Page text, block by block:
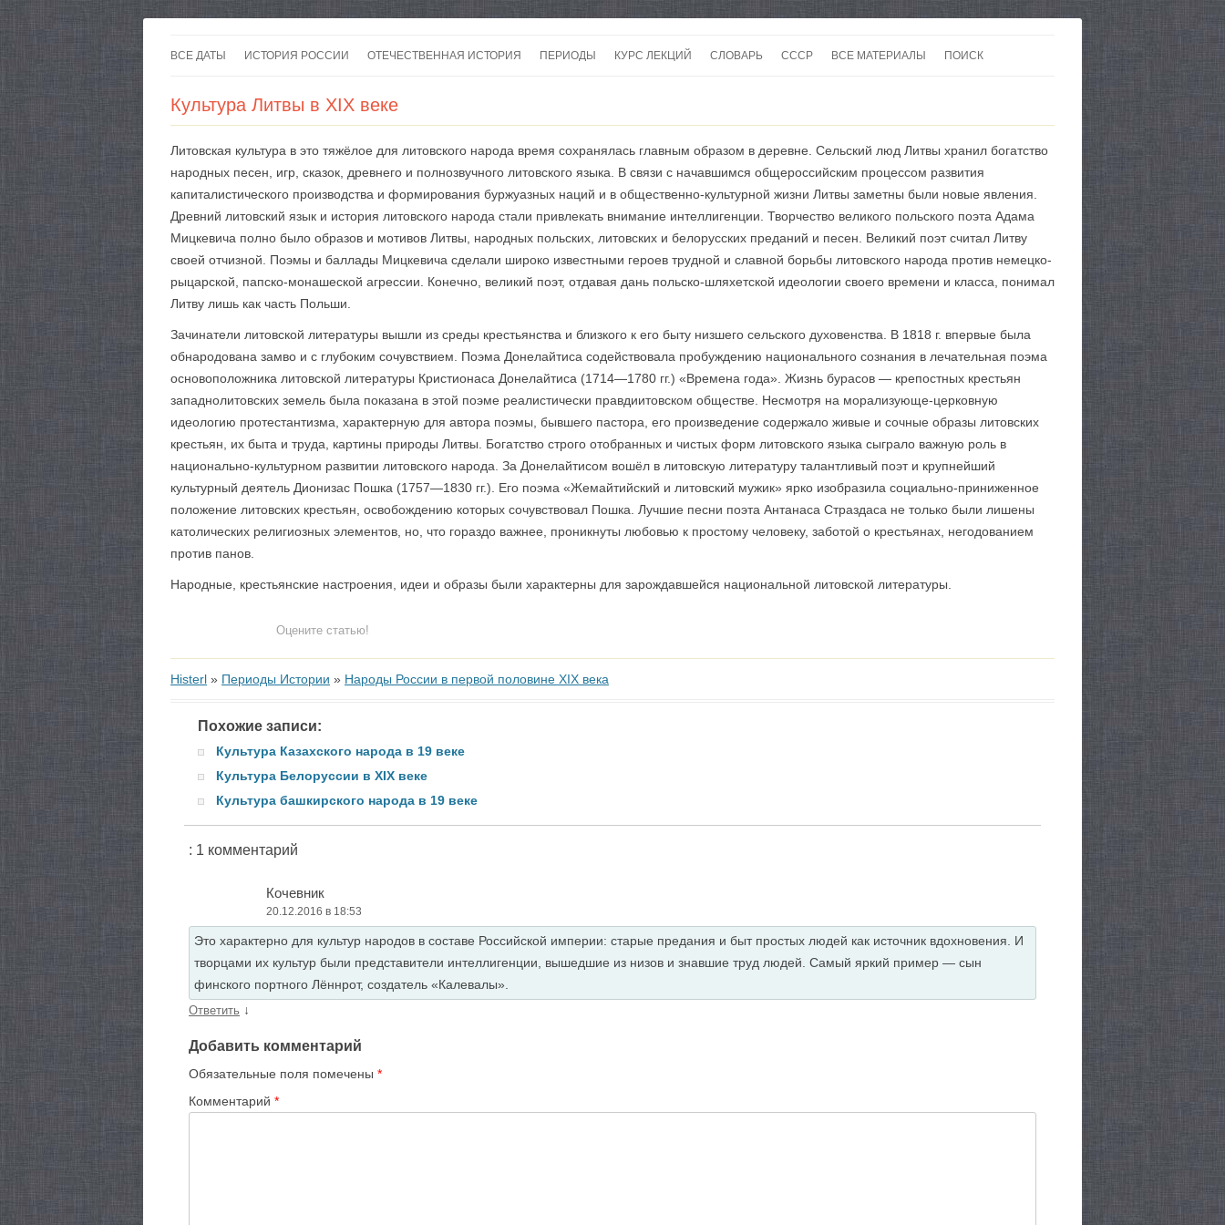
к
ВСЕ ДАТЫ ИСТОРИЯ РОССИИ ОТЕЧЕСТВЕННАЯ ИСТОРИЯ ПЕРИОДЫ КУРС ЛЕКЦИЙ СЛОВАРЬ СССР
ВОЙНЫ
ВСЕ МАТЕРИАЛЫ
КАРТЫ
ПОИСК
Культура Литвы в XIX веке
Литовская культура в это тяжёлое для литовского народа время сохранялась главным образом в деревне. Сельский люд Литвы хранил богатство
народных песен, игр, сказок, древнего и полнозвучного литовского языка. В связи с начавшимся общероссийским процессом развития
капиталистического производства и формирования буржуазных наций и в общественно-культурной жизни Литвы заметны были новые явления.
Древний литовский язык и история литовского народа стали привлекать внимание интеллигенции. Творчество великого польского поэта Адама
Мицкевича полно было образов и мотивов Литвы, народных польских, литовских и белорусских преданий и песен. Великий поэт считал Литву
своей отчизной. Поэмы и баллады Мицкевича сделали широко известными героев трудной и славной борьбы литовского народа против немецко-
рыцарской, папско-монашеской агрессии. Конечно, великий поэт, отдавая дань польско-шляхетской идеологии своего времени и класса, понимал
Литву лишь как часть Польши.
Зачинатели литовской литературы вышли из среды крестьянства и близкого к его быту низшего сельского духовенства. В 1818 г. впервые была
обнародована замво и с глубоким сочувствием. Поэма Доне­лайтиса содействовала пробуждению национального сознания в лечательная поэма
осно­воположника литовской литературы Кристионаса Донелайтиса (1714—1780 гг.) «Времена года». Жизнь бурасов — крепостных крестьян
западнолитовских земель была показана в этой поэме реалистически правдиитовском обществе. Несмотря на морализующе-церковную
идеологию протестантизма, характерную для автора поэмы, бывшего пастора, его произведение содержало живые и сочные образы литовских
крестьян, их быта и труда, картины природы Литвы. Богатство строго отобранных и чистых форм литовского языка сыграло важную роль в
национально-культурном развитии литовского народа. За Донелайтисом вошёл в литовскую литературу талантливый поэт и крупнейший
культурный деятель Дионизас Пошка (1757—1830 гг.). Его поэма «Жемайтийский и литовский мужик» ярко изобразила социально-приниженное
положение литовских крестьян, освобождению которых сочувствовал Пошка. Лучшие песни поэта Антанаса Страздаса не только были лишены
католических религиозных элементов, но, что гораздо важнее, проникнуты любовью к простому человеку, заботой о крестьянах, негодованием
против панов.
Народные, крестьянские настроения, идеи и образы были характерны для зарождавшейся национальной литовской литературы.
Оцените статью!
Histerl » Периоды Истории » Народы России в первой половине XIX века
Похожие записи:
Культура Казахского народа в 19 веке
Культура Белоруссии в XIX веке
Культура башкирского народа в 19 веке
: 1 комментарий
Кочевник
20.12.2016 в 18:53
Это характерно для культур народов в составе Российской империи: старые предания и быт простых людей как источник вдохновения. И
творцами их культур были представители интеллигенции, вышедшие из низов и знавшие труд людей. Самый яркий пример — сын
финского портного Лённрот, создатель «Калевалы».
Ответить ↓
Добавить комментарий
Обязательные поля помечены *
Комментарий *